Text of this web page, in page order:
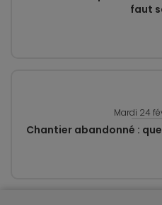
faut
Mardi 24
Chantier abandonné :